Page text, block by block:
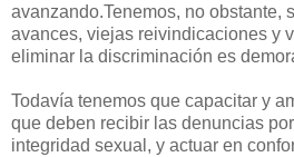
avanzando.Tenemos, no obstante,
avances, viejas reivindicaciones y
eliminar la discriminación es
Todavía tenemos que capacitar y
que deben recibir las denuncias
integridad sexual, y actuar en